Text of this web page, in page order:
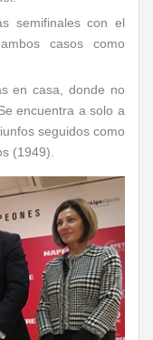
semifinales con el
casos como
en casa, donde no
encuentra a solo a
seguidos como
(1949).